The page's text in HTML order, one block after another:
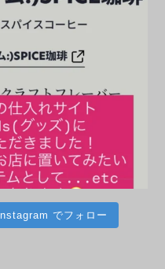
Instagram でフォロー